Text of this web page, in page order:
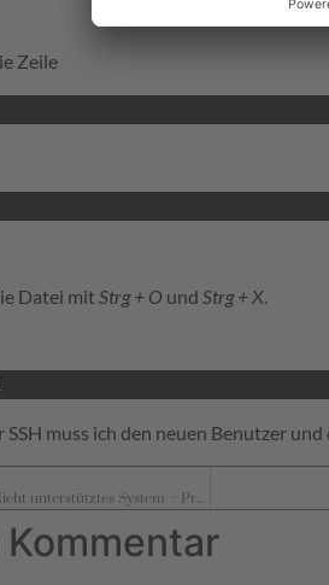
Zeile
Datei mit Strg + O und Strg + X
muss ich den neuen Benutzer
Home Assistant – Fehlerbehebung: Nicht unterstütztes System – Probleme mit Network Manager